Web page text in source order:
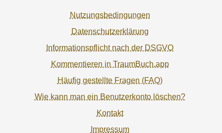
Nutzungsbedingungen
Datenschutzerklärung
Informationspflicht nach der DSGVO
Kommentieren in TraumBuch.app
Häufig gestellte Fragen (FAQ)
Wie kann man ein Benutzerkonto löschen?
Kontakt
Impressum